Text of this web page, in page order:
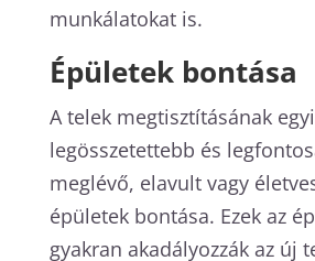
munkálatokat is.
Épületek bontása
A telek megtisztításának
legösszetettebb és
meglévő, elavult vagy
épületek bontása. Ezek az
gyakran akadályozzák az új